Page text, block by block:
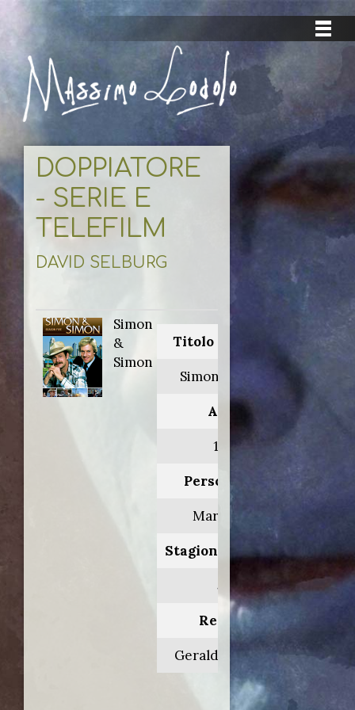
DOPPIATORE
- SERIE E
TELEFILM
DAVID SELBURG
Simon
&
Simon
Titolo originale:
Simon & Simon
Anno:
1986
Personaggio:
Mark Tyler
Stagione.Episodio:
5.17
Regia di:
Gerald McRaney